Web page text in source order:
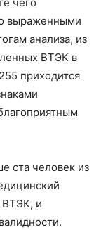
выраженными
анализа, из
ВТЭК в
приходится
ста человек из
ВТЭК, и